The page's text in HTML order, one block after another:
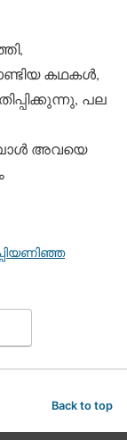
കഥകള്‍,
പല
അവയെ
Back to top